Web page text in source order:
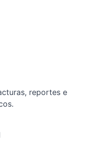
reportes e